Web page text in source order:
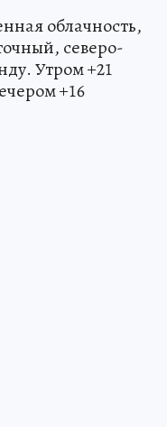
облачность,
северо-
Утром +21
+16